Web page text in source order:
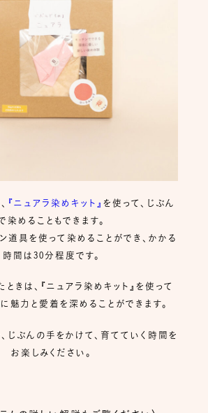
『ニュアラ染めキット』 を使って、じぶん
染めることもできます。
道具を使って染めることができ、かかる
時間は30分程度です。
きは、『ニュアラ染めキット』を使って
魅力と愛着を深めることができます。
じぶんの手をかけて、育てていく時間を
お楽しみください。